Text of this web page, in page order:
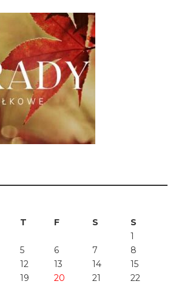
T F S
S
1
5 6 7
8
12 13 14
15
19 20 21
22